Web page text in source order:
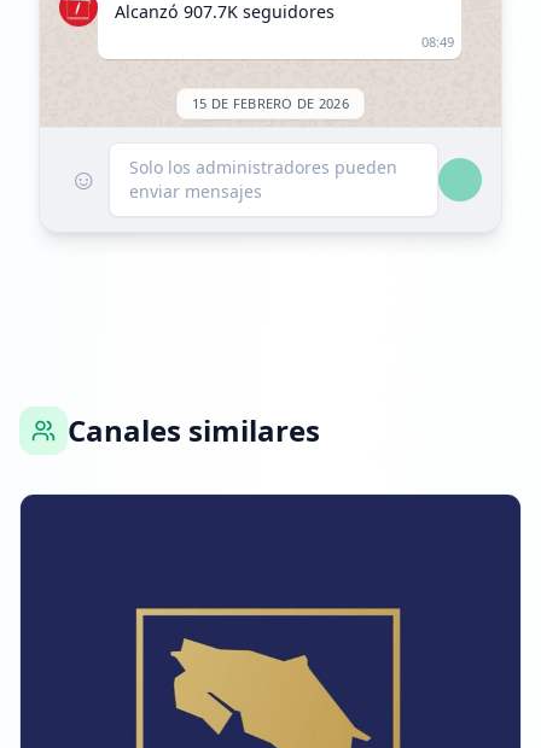
Alcanzó 907.7K seguidores
08:49
15 DE FEBRERO DE 2026
Listado en ExploreChannels
20:51
26 DE MARZO DE 2026
¡Nuevo hito de seguidores: 1M+!
Alcanzó 1.1M seguidores
☺
Solo los administradores pueden
enviar mensajes
Canales similares